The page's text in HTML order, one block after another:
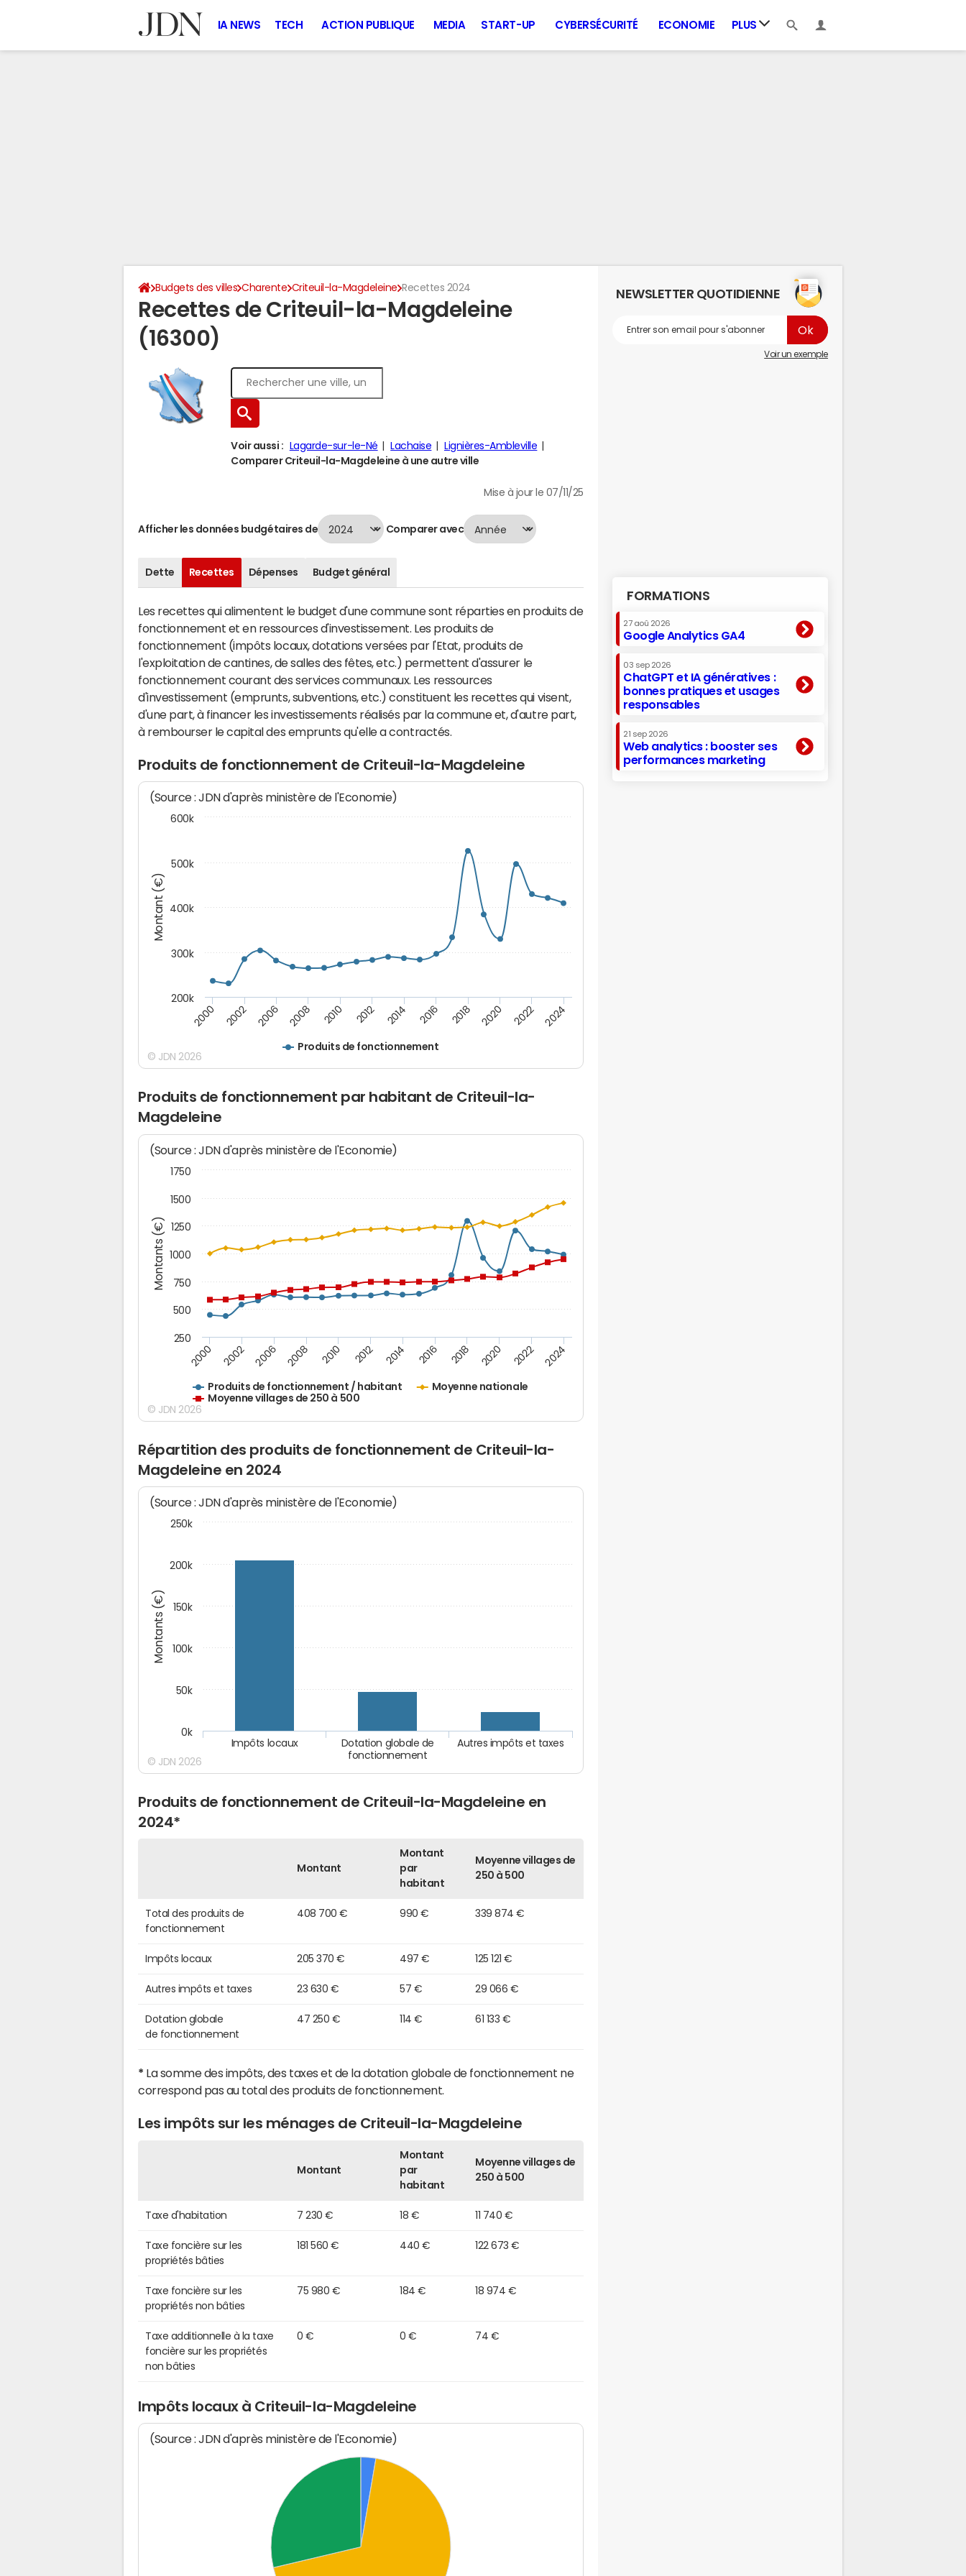
IA NEWS TECH ACTION PUBLIQUE MEDIA START-UP CYBERSÉCURITÉ ECONOMIE PLUS
Budgets des villes Charente Criteuil-la-Magdeleine Recettes 2024
Recettes de Criteuil-la-Magdeleine
(16300)
Voir aussi : Lagarde-sur-le-Né Lachaise
Lignières-Ambleville
Comparer Criteuil-la-Magdeleine à une autre ville
Mise à jour le 07/11/25
Afficher les données budgétaires de Comparer avec
Dette Recettes Dépenses Budget général
Les recettes qui alimentent le budget d'une commune sont réparties en produits de
fonctionnement et en ressources d'investissement. Les produits de
fonctionnement (impôts locaux, dotations versées par l'Etat, produits de
l'exploitation de cantines, de salles des fêtes, etc.) permettent d'assurer le
fonctionnement courant des services communaux. Les ressources
d'investissement (emprunts, subventions, etc.) constituent les recettes qui visent,
d'une part, à financer les investissements réalisés par la commune et, d'autre part,
à rembourser le capital des emprunts qu'elle a contractés.
Produits de fonctionnement de Criteuil-la-Magdeleine
Montant (€)
(Source : JDN d'après ministère de l'Economie)
Produits de fonctionnement
2000 2002 2006 2008 2010 2012 2014 2016 2018 2020 2022 2024
200k
300k
400k
500k
600k
© JDN 2026
Produits de fonctionnement par habitant de Criteuil-la-
Magdeleine
Montants (€)
(Source : JDN d'après ministère de l'Economie)
Produits de fonctionnement / habitant
Moyenne nationale
Moyenne villages de 250 à 500
2000 2002 2006 2008 2010 2012 2014 2016 2018 2020 2022 2024
250
500
750
1000
1250
1500
1750
© JDN 2026
Répartition des produits de fonctionnement de Criteuil-la-
Magdeleine en 2024
Montants (€)
(Source : JDN d'après ministère de l'Economie)
Autres impôts et taxes
Dotation globale de
fonctionnement
Impôts locaux
0k
50k
100k
150k
200k
250k
© JDN 2026
Produits de fonctionnement de Criteuil-la-Magdeleine en
2024*
Montant
Montant
par
habitant
Moyenne villages de
250 à 500
Total des produits de
fonctionnement
408 700 € 990 € 339 874 €
Impôts locaux 205 370 € 497 € 125 121 €
Autres impôts et taxes 23 630 € 57 € 29 066 €
Dotation globale
de fonctionnement
47 250 € 114 € 61 133 €
* La somme des impôts, des taxes et de la dotation globale de fonctionnement ne
correspond pas au total des produits de fonctionnement.
Les impôts sur les ménages de Criteuil-la-Magdeleine
Montant
Montant
par
habitant
Moyenne villages de
250 à 500
Taxe d'habitation 7 230 € 18 € 11 740 €
Taxe foncière sur les
propriétés bâties
181 560 € 440 € 122 673 €
Taxe foncière sur les
propriétés non bâties
75 980 € 184 € 18 974 €
Taxe additionnelle à la taxe
foncière sur les propriétés
non bâties
0 € 0 € 74 €
Impôts locaux à Criteuil-la-Magdeleine
(Source : JDN d'après ministère de l'Economie)
NEWSLETTER QUOTIDIENNE
Voir un exemple
FORMATIONS
27 aoû 2026
Google Analytics GA4
03 sep 2026
ChatGPT et IA génératives :
bonnes pratiques et usages
responsables
21 sep 2026
Web analytics : booster ses
performances marketing